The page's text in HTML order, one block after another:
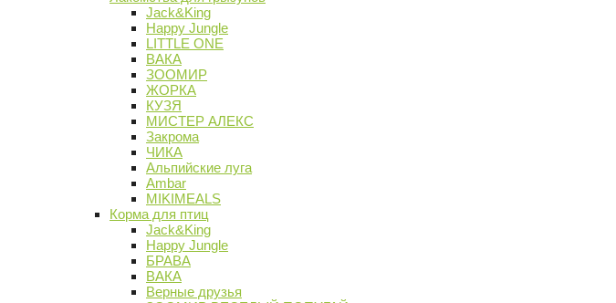
Jack&King
Happy Jungle
LITTLE ONE
ВАКА
ЗООМИР
ЖОРКА
КУЗЯ
МИСТЕР АЛЕКС
Закрома
ЧИКА
Альпийские луга
Ambar
MIKIMEALS
Корма для птиц
Jack&King
Happy Jungle
БРАВА
ВАКА
Верные друзья